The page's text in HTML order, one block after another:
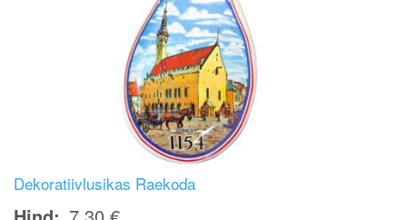
Dekoratiivlusikas Raekoda